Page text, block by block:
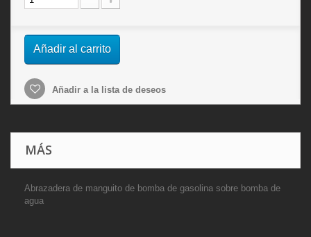
Añadir al carrito
Añadir a la lista de deseos
MÁS
Abrazadera de manguito de bomba de gasolina sobre bomba de
agua